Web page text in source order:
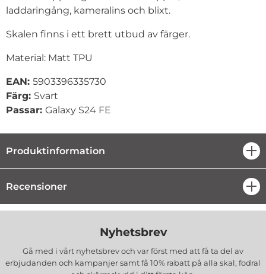
laddaringång, kameralins och blixt.
Skalen finns i ett brett utbud av färger.
Material: Matt TPU
EAN: 5903396335730
Färg: Svart
Passar: Galaxy S24 FE
Produktinformation
Recensioner
Nyhetsbrev
Gå med i vårt nyhetsbrev och var först med att få ta del av
erbjudanden och kampanjer samt få 10% rabatt på alla skal, fodral